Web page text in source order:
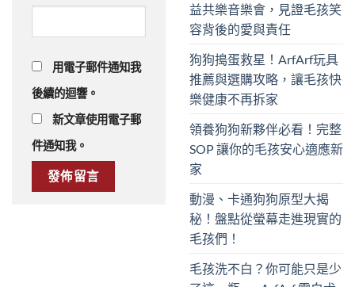
用電子郵件通知我
後續的迴響。
新文章使用電子郵
件通知我。
益共樂音樂會，見證毛孩笑
容背後的愛與責任
狗狗搗蛋救星！ArfArf玩具
推薦與選購攻略，讓毛孩快
樂健康不再拆家
領養狗狗新夥伴必看！完整
SOP 讓你的毛孩安心適應新
家
動漫、卡通狗狗原型大揭
秘！盤點從螢幕走進現實的
毛孩們！
毛孩洗不白？你可能只是少